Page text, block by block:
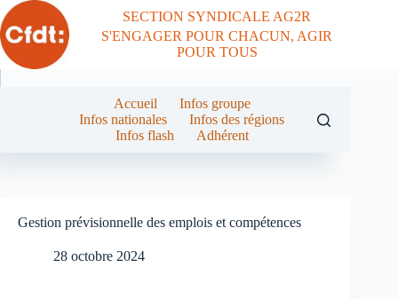
Passer
au
contenu
SECTION SYNDICALE AG2R
S'ENGAGER POUR CHACUN, AGIR
POUR TOUS
Accueil
Infos groupe
Infos nationales
Infos des régions
Infos flash
Adhérent
Gestion prévisionnelle des emplois et compétences
28 octobre 2024